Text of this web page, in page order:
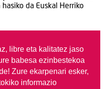
da Euskal Herriko
libre eta kalitatez jaso
babesa ezinbestekoa
Zure ekarpenari esker,
informazio